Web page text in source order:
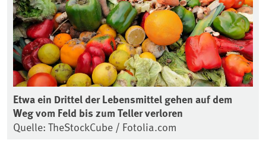
Etwa ein Drittel der Lebensmittel gehen auf dem
Weg vom Feld bis zum Teller verloren
Quelle: TheStockCube / Fotolia.com